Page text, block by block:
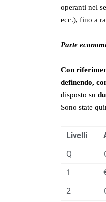
operanti nel
ecc.), fino a
Parte
Con
definendo,
disposto su
Sono state
Livelli
Q
1
2